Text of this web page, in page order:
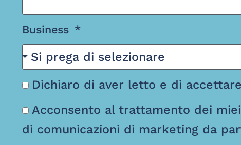
Business
Dichiaro di aver letto e di
Acconsento al trattamento dei
di comunicazioni di marketing da